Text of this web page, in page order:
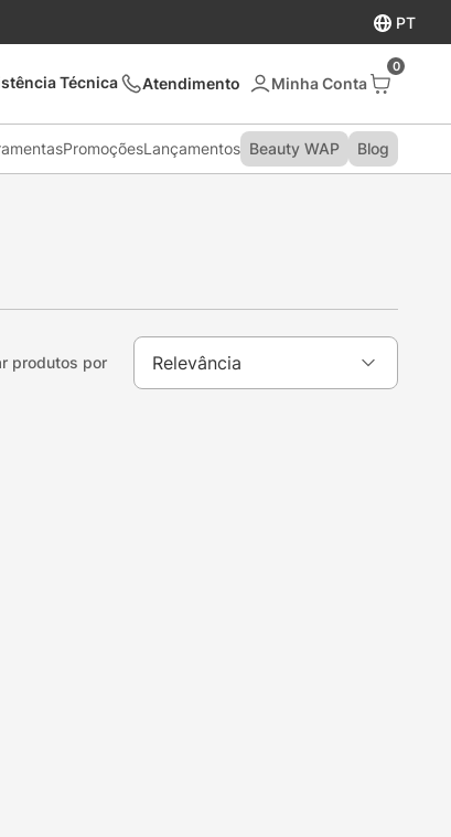
PT
Técnica Atendimento
0
PromoçõesLançamentos Beauty WAP Blog
Relevância